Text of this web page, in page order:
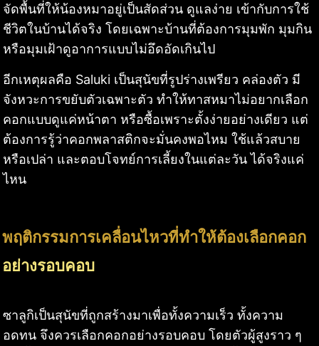
จัดพื้นที่ให้น้องหมาอยู่เป็นสัดส่วน ดูแลง่าย เข้ากับการใช้
ชีวิตในบ้านได้จริง โดยเฉพาะบ้านที่ต้องการมุมพัก มุมกิน
หรือมุมเฝ้าดูอาการแบบไม่อึดอัดเกินไป
อีกเหตุผลคือ Saluki เป็นสุนัขที่รูปร่างเพรียว คล่องตัว มี
จังหวะการขยับตัวเฉพาะตัว ทำให้ทาสหมาไม่อยากเลือก
คอกแบบดูแค่หน้าตา หรือซื้อเพราะตั้งง่ายอย่างเดียว แต่
ต้องการรู้ว่าคอกพลาสติกจะมั่นคงพอไหม ใช้แล้วสบาย
หรือเปล่า และตอบโจทย์การเลี้ยงในแต่ละวัน ได้จริงแค่
ไหน
พฤติกรรมการเคลื่อนไหวที่ทำให้ต้องเลือกคอก
อย่างรอบคอบ
ซาลูกิเป็นสุนัขที่ถูกสร้างมาเพื่อทั้งความเร็ว ทั้งความ
อดทน จึงควรเลือกคอกอย่างรอบคอบ โดยตัวผู้สูงราว ๆ